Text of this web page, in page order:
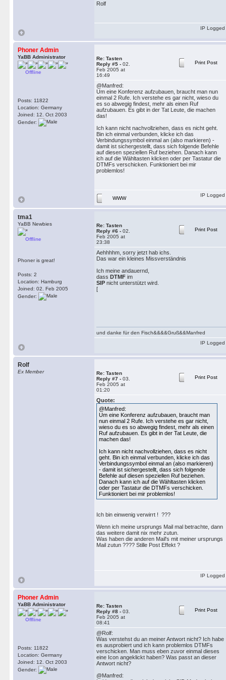
Rolf
IP Logged
Phoner Admin
YaBB Administrator
Offline
Posts: 11822
Location: Germany
Joined: 12. Oct 2003
Gender:
Re: Tasten
Reply #5 - 02.
Feb 2005 at
16:49
Print Post
@Manfred:
Um eine Konferenz aufzubauen, braucht man nun
einmal 2 Rufe. Ich verstehe es gar nicht, wieso du
es so abwegig findest, mehr als einen Ruf
aufzubauen. Es gibt in der Tat Leute, die machen
das!
Ich kann nicht nachvollziehen, dass es nicht geht.
Bin ich einmal verbunden, klicke ich das
Verbindungssymbol einmal an (also markieren) -
damit ist sichergestellt, dass sich folgende Befehle
auf diesen speziellen Ruf beziehen. Danach kann
ich auf die Wähltasten klicken oder per Tastatur die
DTMFs verschicken. Funktioniert bei mir
problemlos!
WWW
IP Logged
tma1
YaBB Newbies
Offline
Phoner is great!
Posts: 2
Location: Hamburg
Joined: 02. Feb 2005
Gender:
Re: Tasten
Reply #6 - 02.
Feb 2005 at
23:38
Print Post
Aehhhhm, sorry jetzt hab ichs.
Das war ein kleines Missverständnis
Ich meine andauernd,
dass DTMF im
SIP nicht unterstützt wird.
[
und danke für den Fisch&&&&Gruß&&Manfred
IP Logged
Rolf
Ex Member
Re: Tasten
Reply #7 - 03.
Feb 2005 at
01:20
Print Post
Quote:
@Manfred:
Um eine Konferenz aufzubauen, braucht man
nun einmal 2 Rufe. Ich verstehe es gar nicht,
wieso du es so abwegig findest, mehr als einen
Ruf aufzubauen. Es gibt in der Tat Leute, die
machen das!
Ich kann nicht nachvollziehen, dass es nicht
geht. Bin ich einmal verbunden, klicke ich das
Verbindungssymbol einmal an (also markieren)
- damit ist sichergestellt, dass sich folgende
Befehle auf diesen speziellen Ruf beziehen.
Danach kann ich auf die Wähltasten klicken
oder per Tastatur die DTMFs verschicken.
Funktioniert bei mir problemlos!
Ich bin einwenig verwirrt ! ???
Wenn ich meine ursprungs Mail mal betrachte, dann
das weitere damit nix mehr zutun.
Was haben die anderen Mail's mit meiner ursprungs
Mail zutun ???? Stille Post Effekt ?
IP Logged
Phoner Admin
YaBB Administrator
Offline
Posts: 11822
Location: Germany
Joined: 12. Oct 2003
Gender:
Re: Tasten
Reply #8 - 03.
Feb 2005 at
08:41
Print Post
@Rolf:
Was verstehst du an meiner Antwort nicht? Ich habe
es ausprobiert und ich kann problemlos DTMFs
verschicken. Man muss eben zuvor einmal dieses
eine Icon angeklickt haben? Was passt an dieser
Antwort nicht?
@Manfred: